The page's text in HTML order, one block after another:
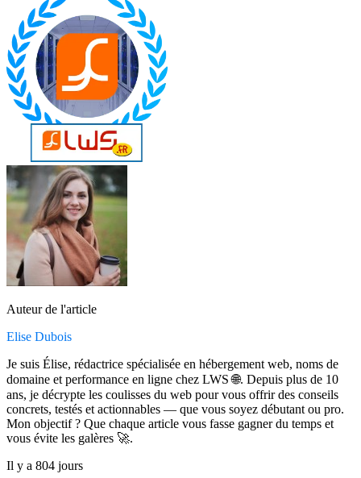
Auteur de l'article
Elise Dubois
Je suis Élise, rédactrice spécialisée en hébergement web, noms de
domaine et performance en ligne chez LWS 🌐. Depuis plus de 10
ans, je décrypte les coulisses du web pour vous offrir des conseils
concrets, testés et actionnables — que vous soyez débutant ou pro.
Mon objectif ? Que chaque article vous fasse gagner du temps et
vous évite les galères 🚀.
Il y a 804 jours